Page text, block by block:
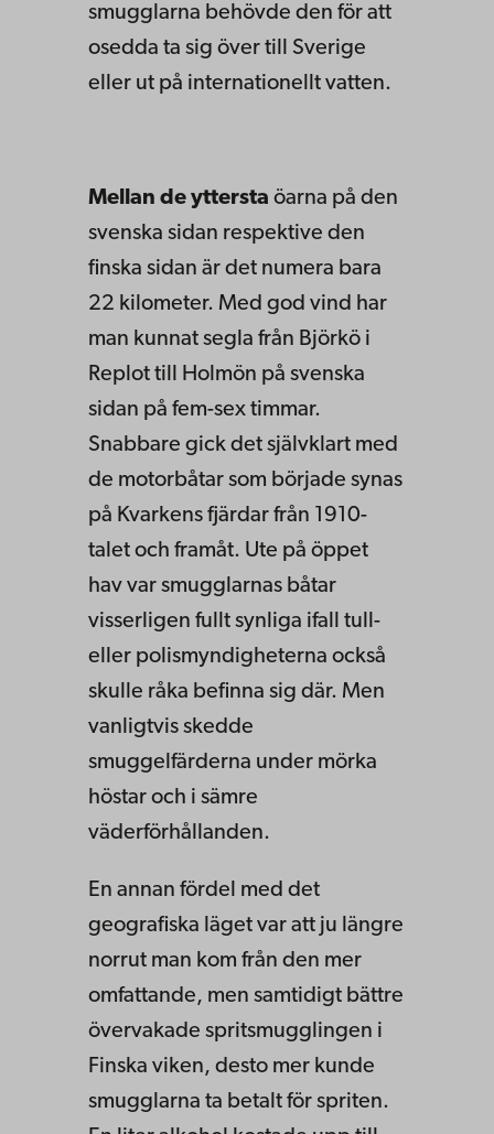
smugglarna behövde den för att
osedda ta sig över till Sverige
eller ut på internationellt vatten.
Mellan de yttersta öarna på den
svenska sidan respektive den
finska sidan är det numera bara
22 kilometer. Med god vind har
man kunnat segla från Björkö i
Replot till Holmön på svenska
sidan på fem-sex timmar.
Snabbare gick det självklart med
de motorbåtar som började synas
på Kvarkens fjärdar från 1910-
talet och framåt. Ute på öppet
hav var smugglarnas båtar
visserligen fullt synliga ifall tull-
eller polismyndigheterna också
skulle råka befinna sig där. Men
vanligtvis skedde
smuggelfärderna under mörka
höstar och i sämre
väderförhållanden.
En annan fördel med det
geografiska läget var att ju längre
norrut man kom från den mer
omfattande, men samtidigt bättre
övervakade spritsmugglingen i
Finska viken, desto mer kunde
smugglarna ta betalt för spriten.